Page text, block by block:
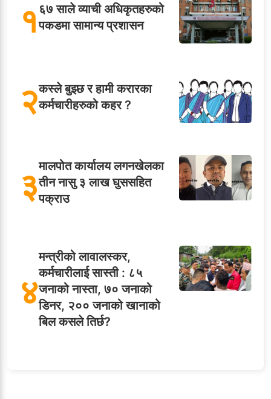
१६७ साले व्याची अधिकृतहरुको
पकडमा सामान्य प्रशासन
२कस्ले बुझ्छ र हामी करारका
कर्मचारीहरुको कहर ?
३मालपोत कार्यालय लगनखेलका
तीन नासु ३ लाख घुससहित
पक्राउ
४
मन्त्रीको लावालस्कर,
कर्मचारीलाई सास्ती : ८५
जनाको नास्ता, ७० जनाको
डिनर, २०० जनाको खानाको
बिल कसले तिर्छ?